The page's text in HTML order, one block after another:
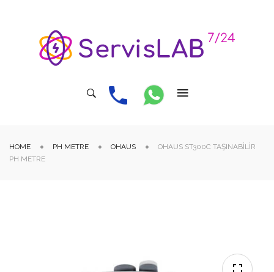
HOME PH METRE OHAUS
OHAUS ST300C TAŞINABILIR
PH METRE